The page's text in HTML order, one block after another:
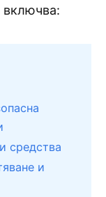
включва:
средства
и